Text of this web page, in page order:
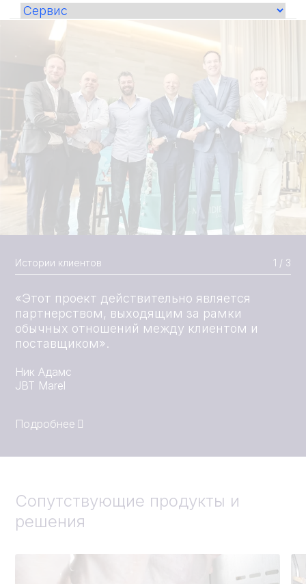
Истории клиентов 1 / 3
«Этот проект действительно является
партнерством, выходящим за рамки
обычных отношений между клиентом и
поставщиком».
Ник Адамс
JBT Marel
Подробнее
Подробнее
Сопутствующие продукты и
решения